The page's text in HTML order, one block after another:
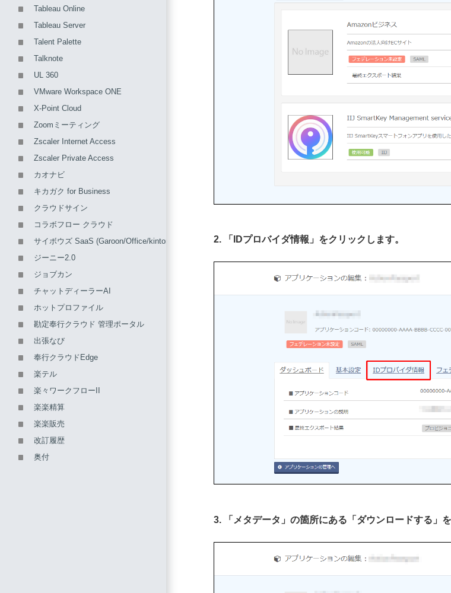
2. 「IDプロバイダ情報」をクリックします。
3. 「メタデータ」の箇所にある「ダウンロードする」
Tableau Online
Tableau Server
Talent Palette
Talknote
UL 360
VMware Workspace ONE
X-Point Cloud
Zoomミーティング
Zscaler Internet Access
Zscaler Private Access
カオナビ
キカガク for Business
クラウドサイン
コラボフロー クラウド
サイボウズ SaaS (Garoon/Office/kintone/メールワイズ)
ジーニー2.0
ジョブカン
チャットディーラーAI
ホットプロファイル
勘定奉行クラウド 管理ポータル
出張なび
奉行クラウドEdge
楽テル
楽々ワークフローII
楽楽精算
楽楽販売
改訂履歴
奥付